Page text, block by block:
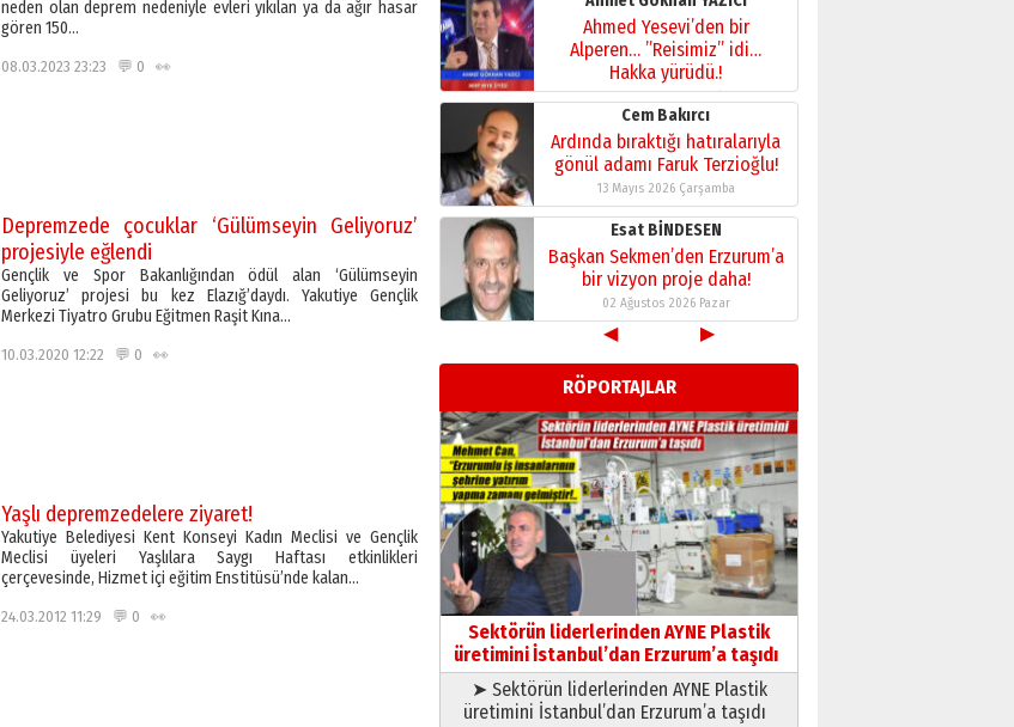
neden olan deprem nedeniyle evleri yıkılan ya da ağır hasar
gören 150…
08.03.2023 23:23 💬 0 👀
Depremzede çocuklar ‘Gülümseyin Geliyoruz’
projesiyle eğlendi
Gençlik ve Spor Bakanlığından ödül alan ‘Gülümseyin
Geliyoruz’ projesi bu kez Elazığ’daydı. Yakutiye Gençlik
Merkezi Tiyatro Grubu Eğitmen Raşit Kına…
10.03.2020 12:22 💬 0 👀
Yaşlı depremzedelere ziyaret!
Yakutiye Belediyesi Kent Konseyi Kadın Meclisi ve Gençlik
Meclisi üyeleri Yaşlılara Saygı Haftası etkinlikleri
çerçevesinde, Hizmet içi eğitim Enstitüsü’nde kalan…
24.03.2012 11:29 💬 0 👀
Kadir SABUNCUOĞLU
Erzurumspor’un köşe taşları
29 Haziran 2026 Pazartesi
Kenan GÜLERCİ
Murat Şahsuvaroğlu ERKON’da
çıtayı yukarı taşırken,
yönetimdekiler aşağı
çekmemeli!
17 Şubat 2026 SalıOrhan BOZKURT
Bir fotoğraf, bir şehir, bir
gazeteci… Dizginler kimin
31 Mart 2026 Salı
A. Berhan Yılmaz
BİR BÖLÜM DEĞİL, BİR ÖMÜR
SEÇİYORSUNUZ… “NEDEN
ATATÜRK ÜNİVERSİTESİ?”
28 Temmuz 2026 Salı
Ahmet Gökhan YAZICI
Ahmed Yesevi’den bir
Alperen… ”Reisimiz” idi…
Hakka yürüdü.!
26 Mart 2026 Perşembe
Cem Bakırcı
Ardında bıraktığı hatıralarıyla
gönül adamı Faruk Terzioğlu!
13 Mayıs 2026 Çarşamba
◀ ▶
RÖPORTAJLAR
Sektörün liderlerinden AYNE Plastik
üretimini İstanbul’dan Erzurum’a taşıdı
➤ Sektörün liderlerinden AYNE Plastik
üretimini İstanbul’dan Erzurum’a taşıdı